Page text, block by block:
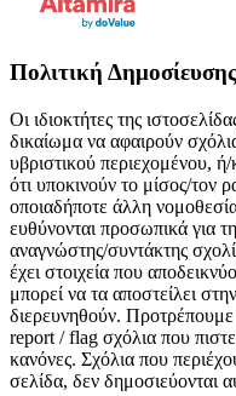
Πολιτική
Οι ιδιοκτήτες της
δικαίωμα να αφαιρούν
υβριστικού περιεχομένου,
ότι υποκινούν το μίσος/τον
οποιαδήποτε άλλη
ευθύνονται προσωπικά για
αναγνώστης/συντάκτης
έχει στοιχεία που
μπορεί να τα αποστείλει
διερευνηθούν.
report / flag σχόλια που
κανόνες. Σχόλια που
σελίδα, δεν δημοσιεύονται